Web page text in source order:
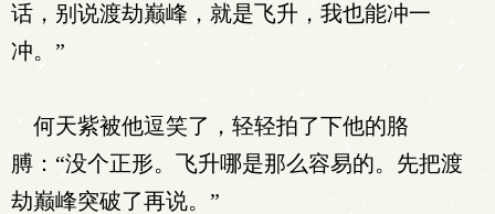
话，别说渡劫巅峰，就是飞升，我也能冲一
冲。”
何天紫被他逗笑了，轻轻拍了下他的胳
膊：“没个正形。飞升哪是那么容易的。先把渡
劫巅峰突破了再说。”